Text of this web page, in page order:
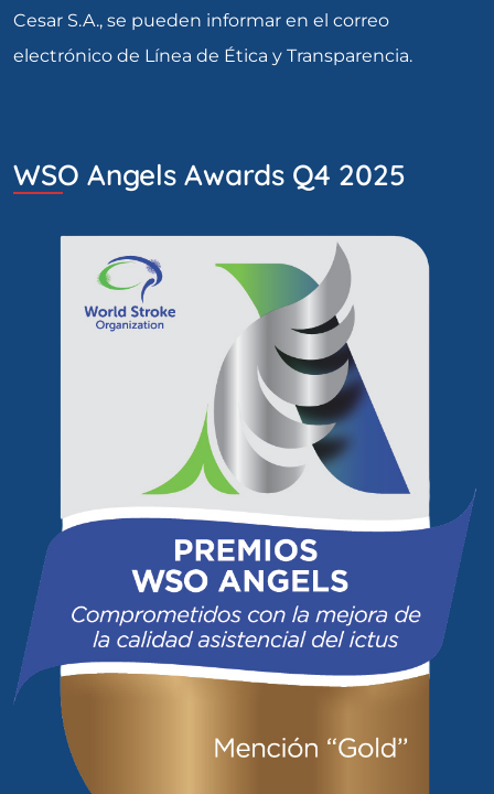
Cesar S.A., se pueden informar en el correo
electrónico de Línea de Ética y Transparencia.
WSO Angels Awards Q4 2025